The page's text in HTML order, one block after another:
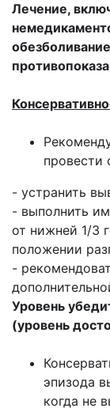
Лечение,
- устранить
- выполнить
от нижней 1/3
положении
-
Уровень
(уровень
эпизода
когда не